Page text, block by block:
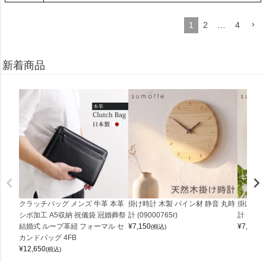
1 2 4
新着商品
クラッチバッグ メンズ 牛革 本革
シボ加工 A5収納 祝儀袋 冠婚葬祭
結婚式 ループ革紐 フォーマル セ
カンドバッグ 4FB
¥12,650(税込)
掛け時計 木製 パイン材 静音 丸時
計 (09000765r)
¥7,150(税込)
掛け時
計
¥7,150